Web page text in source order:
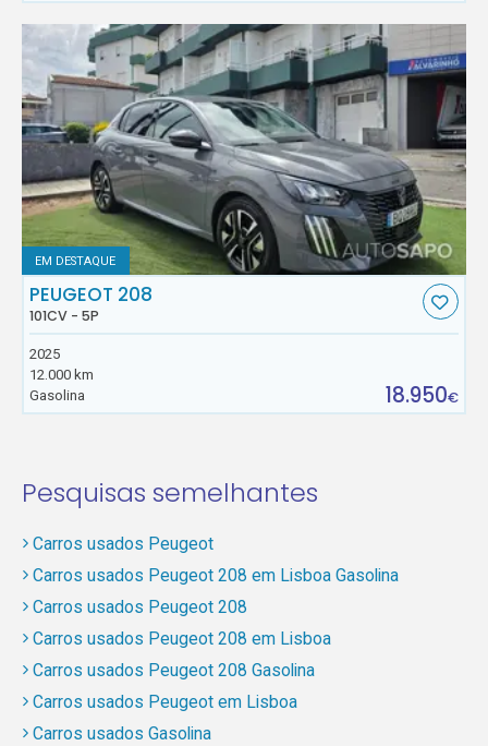
EM DESTAQUE
PEUGEOT 208
101CV - 5P
2025
12.000 km
Gasolina
18.950€
Pesquisas semelhantes
Carros usados Peugeot
Carros usados Peugeot 208 em Lisboa Gasolina
Carros usados Peugeot 208
Carros usados Peugeot 208 em Lisboa
Carros usados Peugeot 208 Gasolina
Carros usados Peugeot em Lisboa
Carros usados Gasolina